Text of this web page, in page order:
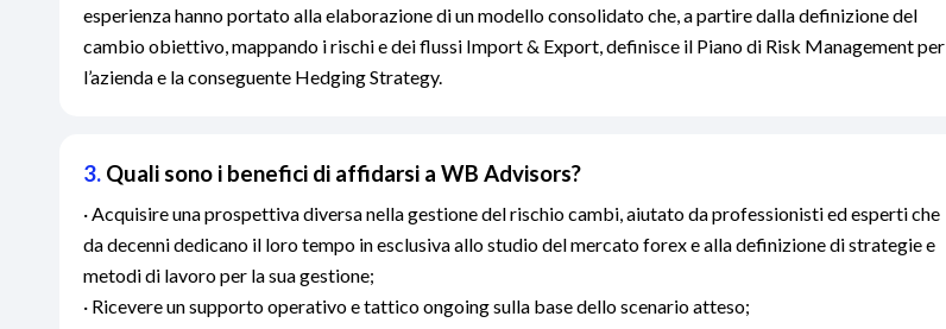
esperienza hanno portato alla elaborazione di un modello consolidato che, a partire dalla definizione del
cambio obiettivo, mappando i rischi e dei flussi Import & Export, definisce il Piano di Risk Management per
l’azienda e la conseguente Hedging Strategy.
3. Quali sono i benefici di affidarsi a WB Advisors?
· Acquisire una prospettiva diversa nella gestione del rischio cambi, aiutato da professionisti ed esperti che
da decenni dedicano il loro tempo in esclusiva allo studio del mercato forex e alla definizione di strategie e
metodi di lavoro per la sua gestione;
· Ricevere un supporto operativo e tattico ongoing sulla base dello scenario atteso;